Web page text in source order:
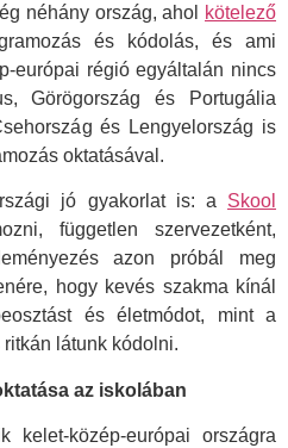
néhány ország, ahol
kötelező
és kódolás, és ami
európai régió egyáltalán nincs
Görögország és Portugália
és Lengyelország is
oktatásával.
jó gyakorlat is: a Skool
független szervezetként,
azon próbál meg
hogy kevés szakma kínál
és életmódot, mint a
látunk kódolni.
az iskolában
kelet-közép-európai országra